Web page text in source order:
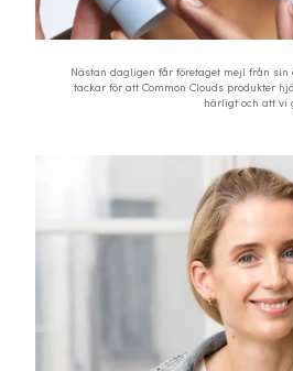
Nästan dagligen får företaget mejl från sin
tackar för att Common Clouds produkter
härligt och att vi